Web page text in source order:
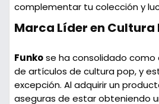
complementar tu colección y
Marca Líder en Cultura
Funkose ha consolidado como
de artículos de cultura pop, y
excepción. Al adquirir un
aseguras de estar obteniendo